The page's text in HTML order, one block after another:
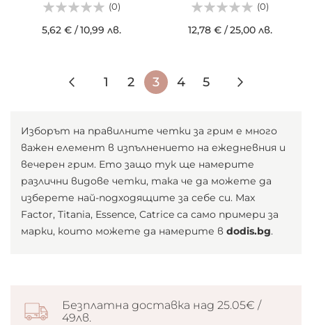
(0)
5,62 € /10,99 лв.
(0)
12,78 € /25,00 лв.
Страница
Страница
НазадСтраница
1 Страница
2
В
четете
страница
3 Страница
4 Страница
5
Изборът на правилните четки за грим е много
важен елемент в изпълнението на ежедневния и
вечерен грим. Ето защо тук ще намерите
различни видове четки, така че да можете да
изберете най-подходящите за себе си. Max
Factor, Titania, Essence, Catrice са само примери за
марки, които можете да намерите в dodis.bg.
Безплатна доставка над 25.05€ /
49лв.